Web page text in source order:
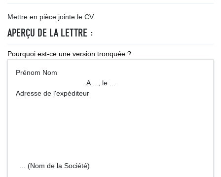
Mettre en pièce jointe le CV.
APERÇU DE LA LETTRE :
Pourquoi est-ce une version tronquée ?
Prénom Nom
A ..., le ...
Adresse de l'expéditeur
... (Nom de la Société)